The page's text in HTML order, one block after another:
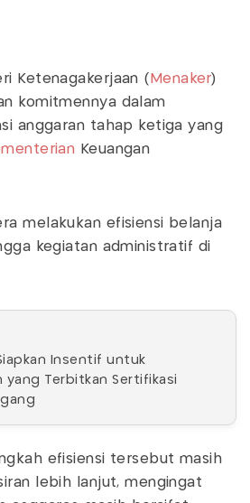
Ketenagakerjaan ( Menaker)
komitmennya dalam
anggaran tahap ketiga yang
Keuangan
melakukan efisiensi belanja
kegiatan administratif di
Insentif untuk
yang Terbitkan Sertifikasi
efisiensi tersebut masih
lebih lanjut, mengingat